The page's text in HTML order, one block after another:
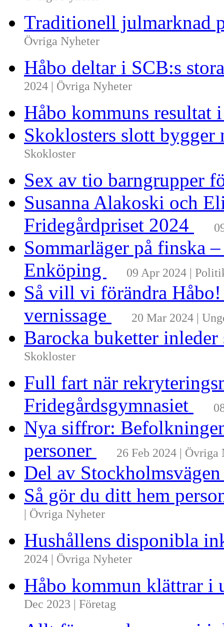
Traditionell julmarknad
Övriga Nyheter
Håbo deltar i SCB:s
2024 | Övriga Nyheter
Håbo kommuns resultat
Skoklosters slott
Skokloster
Sex av tio barngrupper
Susanna Alakoski och
Fridegårdpriset 2024
Sommarläger på finska
Enköping
09 Apr 2024 |
Så vill vi förändra
vernissage
20 Mar 2024 |
Barocka buketter
Skokloster
Full fart när
Fridegårdsgymnasiet
Nya siffror:
personer
26 Feb 2024 | Övriga
Del av
Så gör du ditt hem
| Övriga Nyheter
Hushållens disponibla
2024 | Övriga Nyheter
Håbo kommun klättrar i
Dec 2023 | Företag